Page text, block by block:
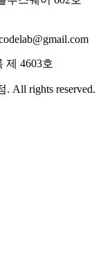
제 4603호
. All rights reserved.